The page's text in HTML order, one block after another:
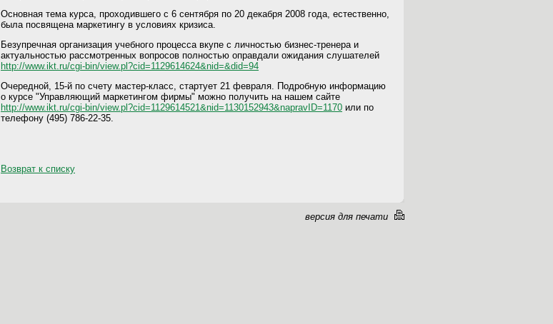
Основная тема курса, проходившего с 6 сентября по 20 декабря 2008 года, естественно,
была посвящена маркетингу в условиях кризиса.
Безупречная организация учебного процесса вкупе с личностью бизнес-тренера и
актуальностью рассмотренных вопросов полностью оправдали ожидания слушателей
http://www.ikt.ru/cgi-bin/view.pl?cid=1129614624&nid=&did=94
Очередной, 15-й по счету мастер-класс, стартует 21 февраля. Подробную информацию
о курсе "Управляющий маркетингом фирмы" можно получить на нашем сайте
http://www.ikt.ru/cgi-bin/view.pl?cid=1129614521&nid=1130152943&napravID=1170 или по
телефону (495) 786-22-35.
Возврат к списку
версия для печати